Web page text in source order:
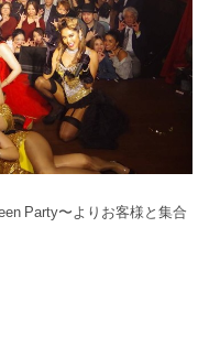
Party〜よりお客様と集合